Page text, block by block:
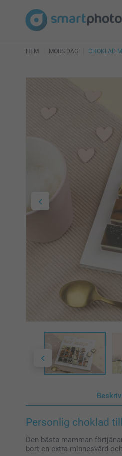
HEM MORS DAG CHOKLAD
Personlig choklad
Den bästa mamman
bort en extra minnesvärd